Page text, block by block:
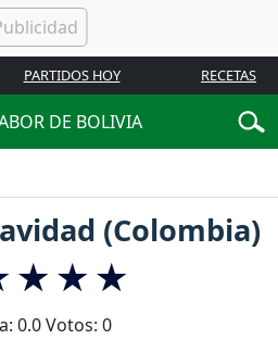
PARTIDOS HOY RECETAS
DE BOLIVIA
(Colombia)
0.0Votos: 0